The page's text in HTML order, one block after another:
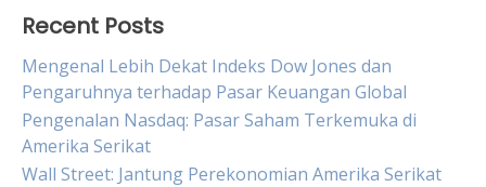
Recent Posts
Mengenal Lebih Dekat Indeks Dow Jones dan
Pengaruhnya terhadap Pasar Keuangan Global
Pengenalan Nasdaq: Pasar Saham Terkemuka di
Amerika Serikat
Wall Street: Jantung Perekonomian Amerika Serikat